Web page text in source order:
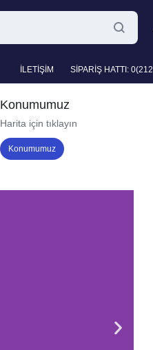
İLETİŞİM SİPARİŞ HATTI:
Konumumuz
Harita için tıklayın
Konumumuz